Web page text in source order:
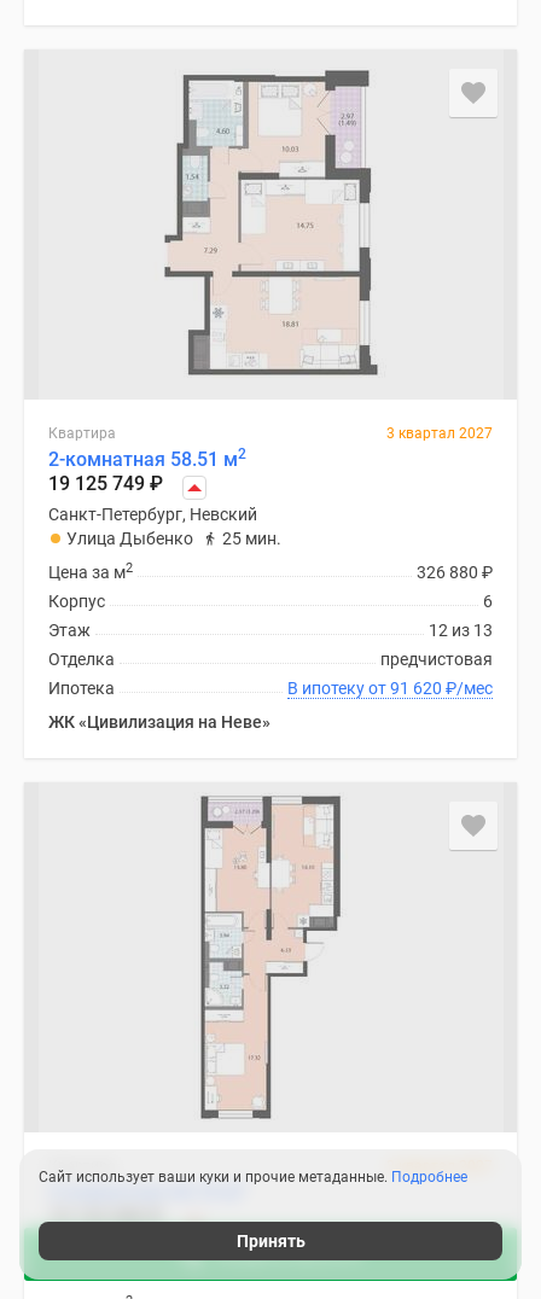
Акции в августе
Квартира 3 квартал 2027
2-комнатная 58.51 м2
19 125 749 ₽
Санкт-Петербург, Невский
Улица Дыбенко
25 мин.
326 880 ₽
Цена за м2
6
Корпус
12 из 13
Этаж
предчистовая
Отделка
В ипотеку от 91 620 ₽/мес
Ипотека
ЖК «Цивилизация на Неве»
Квартира
2-комнатная 64.10 м 2
19 153 080₽
Санкт-Петербург, Невский
Сайт использует ваши куки и прочие метаданные. Подробнее
Принять